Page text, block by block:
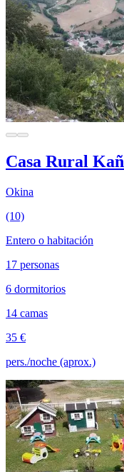
Casa Rural
Okina
(10)
Entero o habitación
17 personas
6 dormitorios
14 camas
35 €
pers./noche (aprox.)